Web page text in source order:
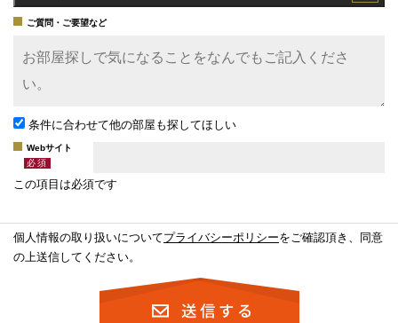
ご質問・ご要望など
条件に合わせて他の部屋も探してほしい
Webサイト
この項目は必須です
個人情報の取り扱いについてプライバシーポリシーをご確認頂き、同意
の上送信してください。